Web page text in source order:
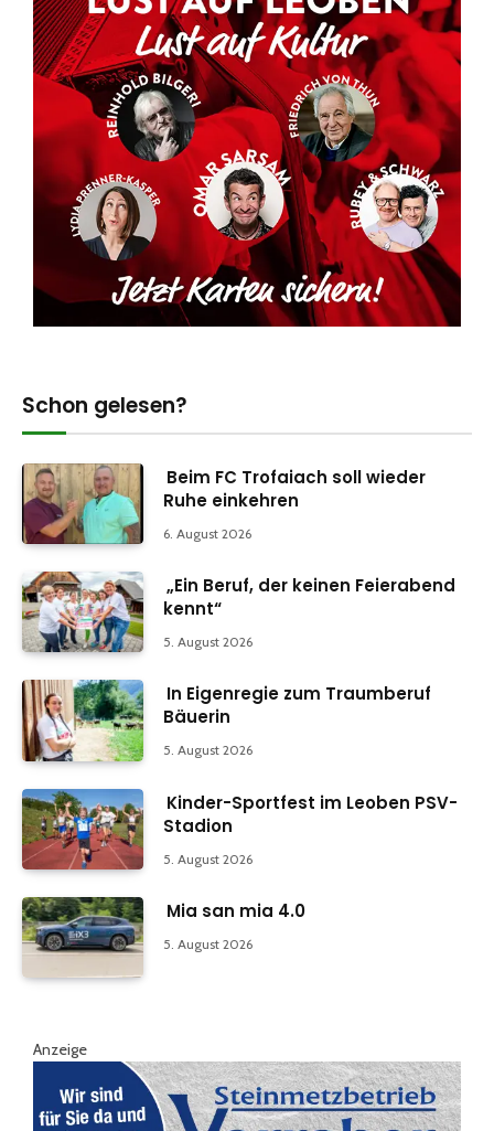
Schon gelesen?
Beim FC Trofaiach soll wieder
Ruhe einkehren
6. August 2026
„Ein Beruf, der keinen Feierabend
kennt“
5. August 2026
In Eigenregie zum Traumberuf
Bäuerin
5. August 2026
Kinder-Sportfest im Leoben PSV-
Stadion
5. August 2026
Mia san mia 4.0
5. August 2026
Anzeige